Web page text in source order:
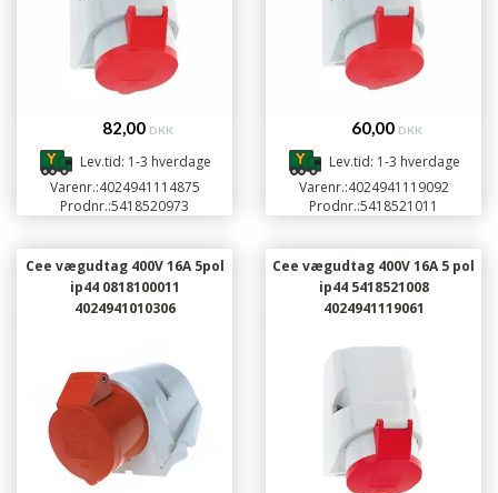
82,00 DKK
Lev.tid: 1-3 hverdage
Varenr.:4024941114875
Prodnr.:5418520973
60,00 DKK
Lev.tid: 1-3 hverdage
Varenr.:4024941119092
Prodnr.:5418521011
Cee vægudtag 400V 16A 5pol
ip44 0818100011
4024941010306
Cee vægudtag 400V 16A 5 pol
ip44 5418521008
4024941119061